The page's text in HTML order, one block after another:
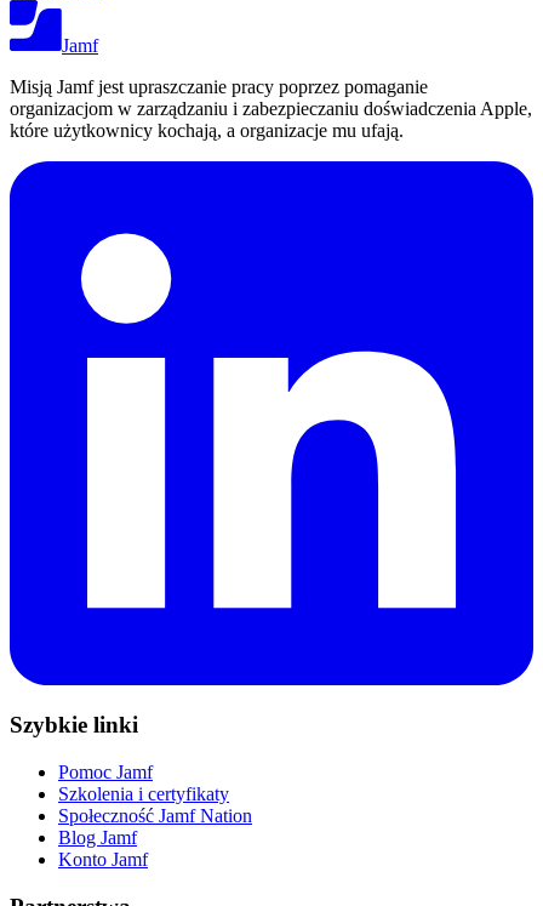
Jamf
Misją Jamf jest upraszczanie pracy poprzez pomaganie
organizacjom w zarządzaniu i zabezpieczaniu doświadczenia Apple,
które użytkownicy kochają, a organizacje mu ufają.
Szybkie linki
Pomoc Jamf
Szkolenia i certyfikaty
Społeczność Jamf Nation
Blog Jamf
Konto Jamf